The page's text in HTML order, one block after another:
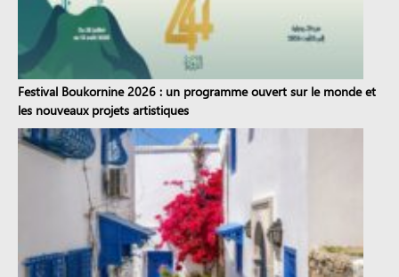
Festival Boukornine 2026 : un programme ouvert sur le monde et
les nouveaux projets artistiques